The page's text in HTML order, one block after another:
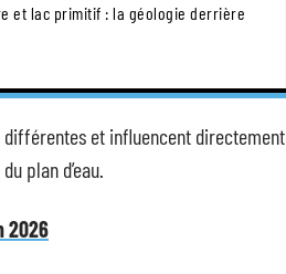
et lac primitif : la géologie derrière
différentes et influencent directement
plan d’eau.
2026